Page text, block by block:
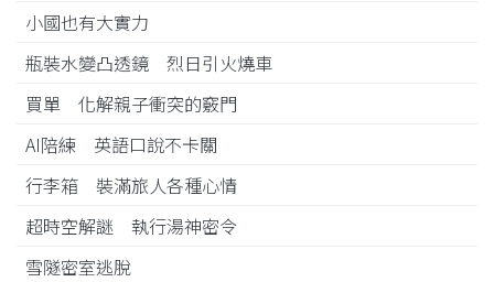
小國也有大實力
瓶裝水變凸透鏡 烈日引火燒車
買單 化解親子衝突的竅門
AI陪練 英語口說不卡關
行李箱 裝滿旅人各種心情
超時空解謎 執行湯神密令
雪隧密室逃脫